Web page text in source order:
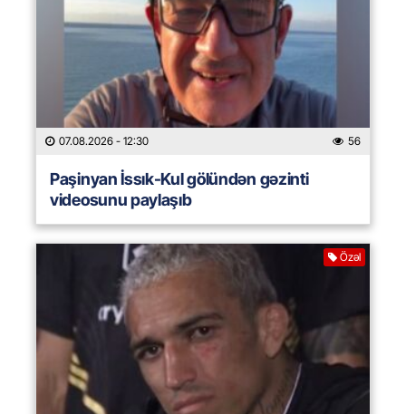
07.08.2026 - 12:30 56
Paşinyan İssık-Kul gölündən gəzinti
videosunu paylaşıb
Özəl